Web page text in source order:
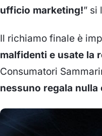
ufficio marketing!” si
Il richiamo finale è
malfidenti e usate la
Consumatori
nessuno regala